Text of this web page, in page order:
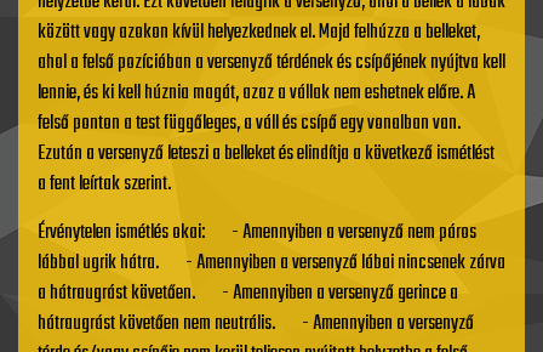
között vagy azokon kívül helyezkednek el. Majd felhúzza a belleket,
ahol a felső pozícióban a versenyző térdének és csípőjének nyújtva kell
lennie, és ki kell húznia magát, azaz a vállak nem eshetnek előre. A
felső ponton a test függőleges, a váll és csípő egy vonalban van.
Ezután a versenyző leteszi a belleket és elindítja a következő ismétlést
a fent leírtak szerint.
Érvénytelen ismétlés okai: - Amennyiben a versenyző nem páros
lábbal ugrik hátra. - Amennyiben a versenyző lábai nincsenek zárva
a hátraugrást követően. - Amennyiben a versenyző gerince a
hátraugrást követően nem neutrális. - Amennyiben a versenyző